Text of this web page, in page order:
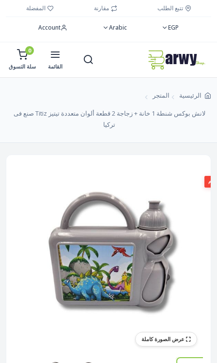
تتبع الطلب مقارنة المفضلة
EGP
Arabic
Account
القائمة
0
سلة التسوق
الرئيسية المتجر
لانش بوكس شنطة 1 خانة + زجاجة 2 قطعة ألوان متعددة تيتيز Titiz صنع فى
تركيا